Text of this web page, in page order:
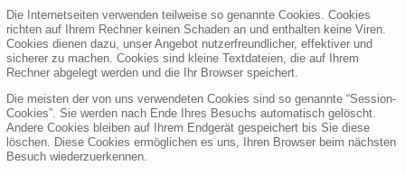
Die Internetseiten verwenden teilweise so genannte Cookies. Cookies
richten auf Ihrem Rechner keinen Schaden an und enthalten keine Viren.
Cookies dienen dazu, unser Angebot nutzerfreundlicher, effektiver und
sicherer zu machen. Cookies sind kleine Textdateien, die auf Ihrem
Rechner abgelegt werden und die Ihr Browser speichert.
Die meisten der von uns verwendeten Cookies sind so genannte “Session-
Cookies”. Sie werden nach Ende Ihres Besuchs automatisch gelöscht.
Andere Cookies bleiben auf Ihrem Endgerät gespeichert bis Sie diese
löschen. Diese Cookies ermöglichen es uns, Ihren Browser beim nächsten
Besuch wiederzuerkennen.